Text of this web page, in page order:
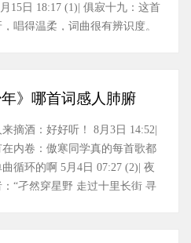
15日 18:17 (1)| 俱寂十九：这首
唱得温柔，词曲很有辨识度。
》哪首词感人肺腑
摘酒：好好听！ 8月3日 14:52|
内卷：傲寒同学真的每首歌都
循环的啊 5月4日 07:27 (2)| 夜
“孑然穿星野 走过十里长街 寻